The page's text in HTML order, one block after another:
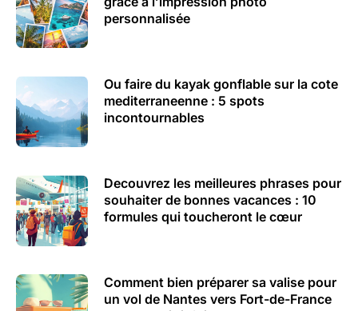
personnalisée
Ou faire du kayak gonflable sur la cote
mediterraneenne : 5 spots
incontournables
Decouvrez les meilleures phrases pour
souhaiter de bonnes vacances : 10
formules qui toucheront le cœur
Comment bien préparer sa valise pour
un vol de Nantes vers Fort-de-France